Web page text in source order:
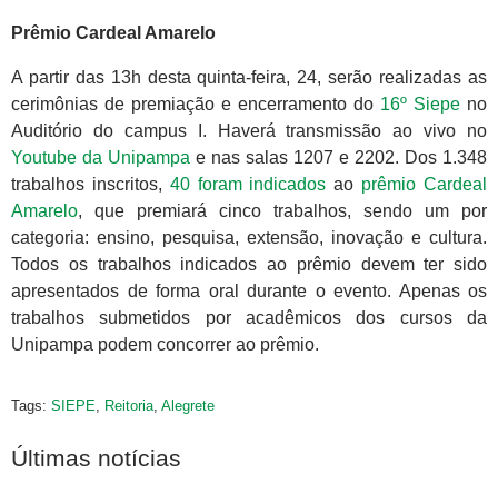
Prêmio Cardeal Amarelo
A partir das 13h desta quinta-feira, 24, serão realizadas as
cerimônias de premiação e encerramento do 16º Siepe no
Auditório do campus I. Haverá transmissão ao vivo no
Youtube da Unipampa e nas salas 1207 e 2202. Dos 1.348
trabalhos inscritos, 40 foram indicados ao prêmio Cardeal
Amarelo, que premiará cinco trabalhos, sendo um por
categoria: ensino, pesquisa, extensão, inovação e cultura.
Todos os trabalhos indicados ao prêmio devem ter sido
apresentados de forma oral durante o evento. Apenas os
trabalhos submetidos por acadêmicos dos cursos da
Unipampa podem concorrer ao prêmio.
Tags: SIEPE, Reitoria, Alegrete
Últimas notícias